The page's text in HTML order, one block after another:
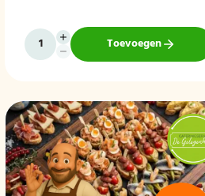
en-klaar geleverd en hoeft alleen nog
verwarmd te worden, waardoor het
een eenvoudige en praktische
bijeenkomsten.
Toevoegen